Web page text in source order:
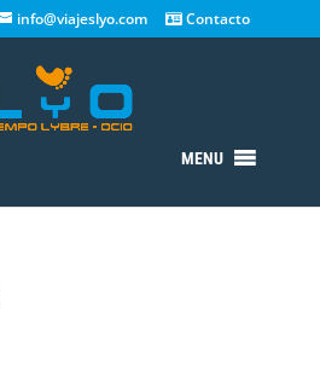
info@viajeslyo.com Contacto
MENU